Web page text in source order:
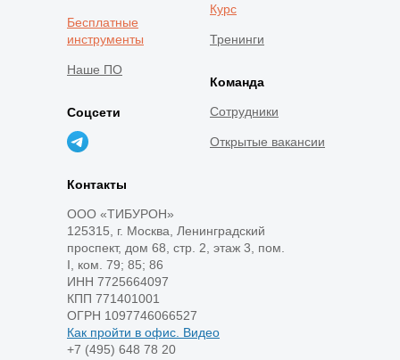
ООО «ТИБУРОН»
125315, г. Москва, Ленинградский
проспект, дом 68, стр. 2, этаж 3, пом.
I, ком. 79; 85; 86
ИНН 7725664097
КПП 771401001
ОГРН 1097746066527
Как пройти в офис. Видео
+7 (495) 648 78 20
Контакты
Команда
Сотрудники
Открытые вакансии
Бесплатные
инструменты
Наше ПО
Курс
Тренинги
Соцсети